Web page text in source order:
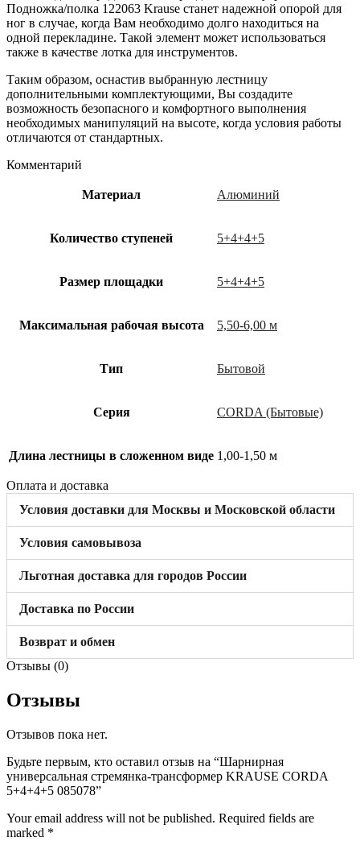
Подножка/полка 122063 Krause станет надежной опорой для
ног в случае, когда Вам необходимо долго находиться на
одной перекладине. Такой элемент может использоваться
также в качестве лотка для инструментов.
Таким образом, оснастив выбранную лестницу
дополнительными комплектующими, Вы создадите
возможность безопасного и комфортного выполнения
необходимых манипуляций на высоте, когда условия работы
отличаются от стандартных.
Комментарий
Материал Алюминий
Количество ступеней 5+4+4+5
Размер площадки 5+4+4+5
Максимальная рабочая высота 5,50-6,00 м
Тип Бытовой
Cерия CORDA (Бытовые)
Длина лестницы в сложенном виде 1,00-1,50 м
Оплата и доставка
Условия доставки для Москвы и Московской области
Условия самовывоза
Льготная доставка для городов России
Доставка по России
Возврат и обмен
Отзывы (0)
Отзывы
Отзывов пока нет.
Будьте первым, кто оставил отзыв на “Шарнирная
универсальная стремянка-трансформер KRAUSE CORDA
5+4+4+5 085078”
Your email address will not be published. Required fields are
marked *